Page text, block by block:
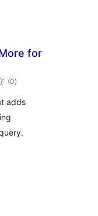
for
(0টা
মুঠ)
adds